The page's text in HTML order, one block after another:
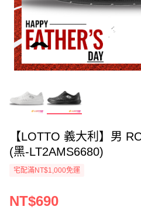
【LOTTO 義大利】男
(黑-LT2AMS6680)
宅配滿NT$1,000免運
NT$690